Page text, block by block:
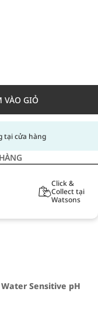
VÀO GIỎ
tại cửa hàng
Click &
Collect tại
Watsons
Sensitive pH